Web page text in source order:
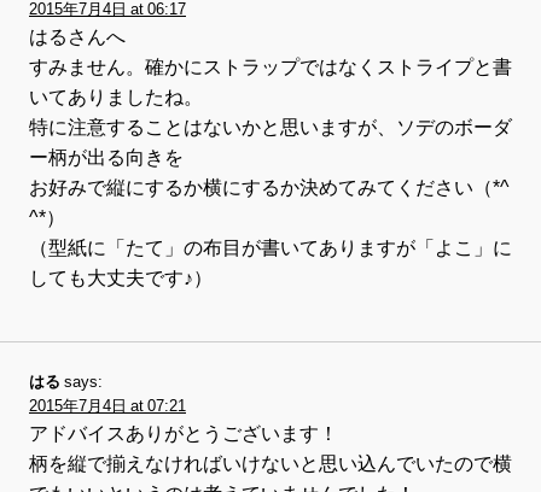
2015年7月4日 at 06:17
はるさんへ
すみません。確かにストラップではなくストライプと書
いてありましたね。
特に注意することはないかと思いますが、ソデのボーダ
ー柄が出る向きを
お好みで縦にするか横にするか決めてみてください（*^
^*）
（型紙に「たて」の布目が書いてありますが「よこ」に
しても大丈夫です♪）
はる says:
2015年7月4日 at 07:21
アドバイスありがとうございます！
柄を縦で揃えなければいけないと思い込んでいたので横